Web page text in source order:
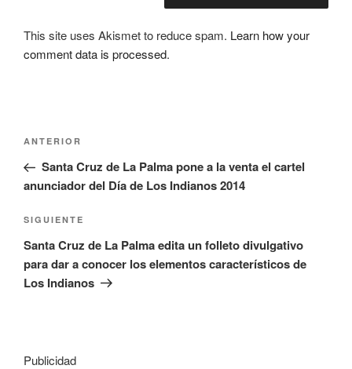
This site uses Akismet to reduce spam. Learn how your
comment data is processed.
Navegación
entradas
Entrada
anterior:
ANTERIOR
Santa Cruz de La Palma pone a la venta el cartel
anunciador del Día de Los Indianos 2014
Siguiente
entrada
SIGUIENTE
Santa Cruz de La Palma edita un folleto divulgativo
para dar a conocer los elementos característicos de
Los Indianos
Publicidad